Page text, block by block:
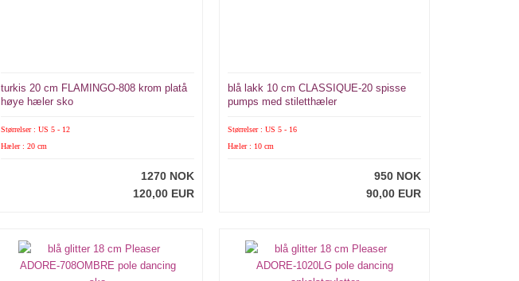
turkis 20 cm FLAMINGO-808 krom platå
høye hæler sko
Størrelser : US 5 - 12
Hæler : 20 cm
1270 NOK
120,00 EUR
blå lakk 10 cm CLASSIQUE-20 spisse
pumps med stiletthæler
Størrelser : US 5 - 16
Hæler : 10 cm
950 NOK
90,00 EUR